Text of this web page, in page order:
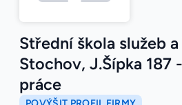
Střední škola služeb
Stochov, J.Šípka 187
práce